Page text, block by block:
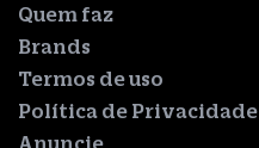
Quem faz
Brands
Termos de uso
Política de Privacidade
Anuncie